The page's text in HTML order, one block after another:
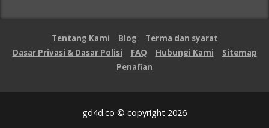
Tentang Kami Blog
Terma dan syarat
Dasar Privasi & Dasar Polisi
FAQ Hubungi Kami
Sitemap
Penafian
gd4d.co © copyright 2026